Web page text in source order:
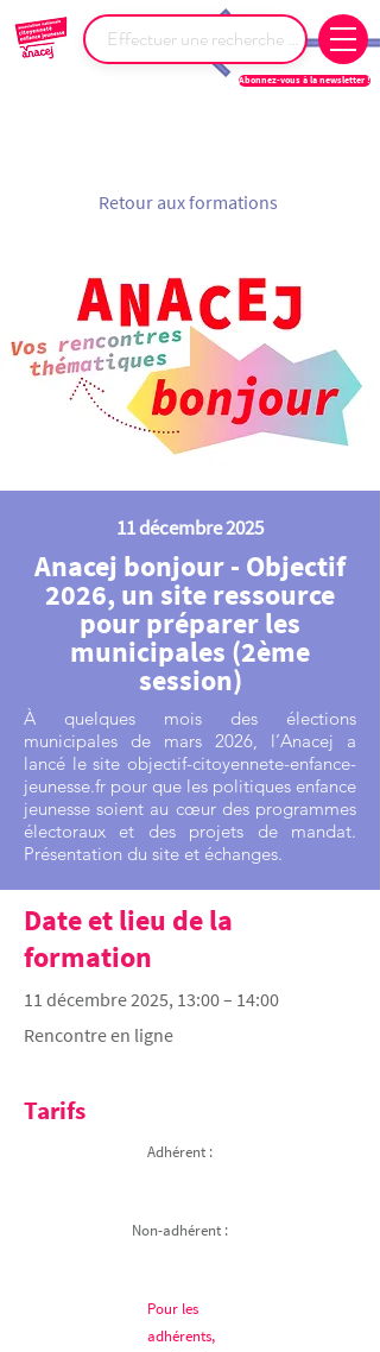
Abonnez-vous à la newsletter !
Retour aux formations
11 décembre 2025
Anacej bonjour - Objectif
2026, un site ressource
pour préparer les
municipales (2ème
session)
À quelques mois des élections
municipales de mars 2026, l’Anacej a
lancé le site objectif-citoyennete-enfance-
jeunesse.fr pour que les politiques enfance
jeunesse soient au cœur des programmes
électoraux et des projets de mandat.
Présentation du site et échanges.
Date et lieu de la
formation
11 décembre 2025, 13:00 – 14:00
Rencontre en ligne
Tarifs
Adhérent :
Non-adhérent :
Pour les
adhérents,